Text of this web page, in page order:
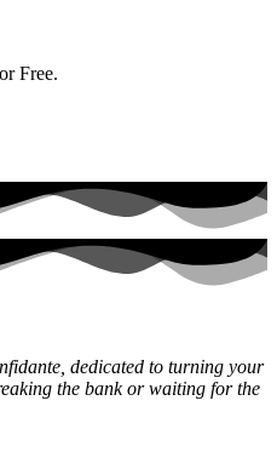
Free.
dedicated to turning your
the bank or waiting for the